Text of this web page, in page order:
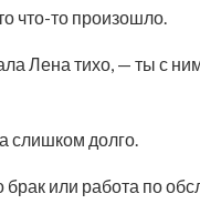
что-то произошло.
Лена тихо, — ты с
слишком долго.
брак или работа по